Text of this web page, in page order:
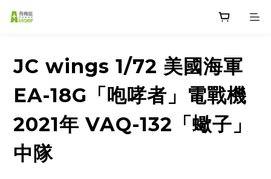
JC wings 1/72 美國海軍
EA-18G「咆哮者」電戰機
2021年 VAQ-132「蠍子」
中隊